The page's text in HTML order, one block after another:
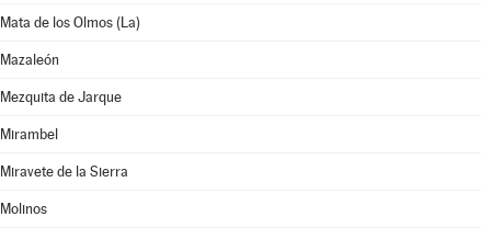
Mata de los Olmos (La)
Mazaleón
Mezquita de Jarque
Mirambel
Miravete de la Sierra
Molinos